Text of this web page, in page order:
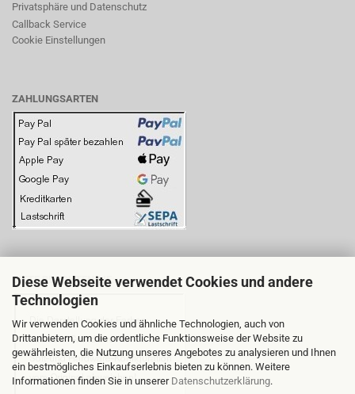
Diese Webseite verwendet Cookies und andere
Technologien
Wir verwenden Cookies und ähnliche Technologien, auch von
Drittanbietern, um die ordentliche Funktionsweise der Website zu
gewährleisten, die Nutzung unseres Angebotes zu analysieren und Ihnen
ein bestmögliches Einkaufserlebnis bieten zu können. Weitere
Informationen finden Sie in unserer Datenschutzerklärung.
Privatsphäre und Datenschutz
Callback Service
Cookie Einstellungen
ZAHLUNGSARTEN
BITTE BEACHTEN SIE: